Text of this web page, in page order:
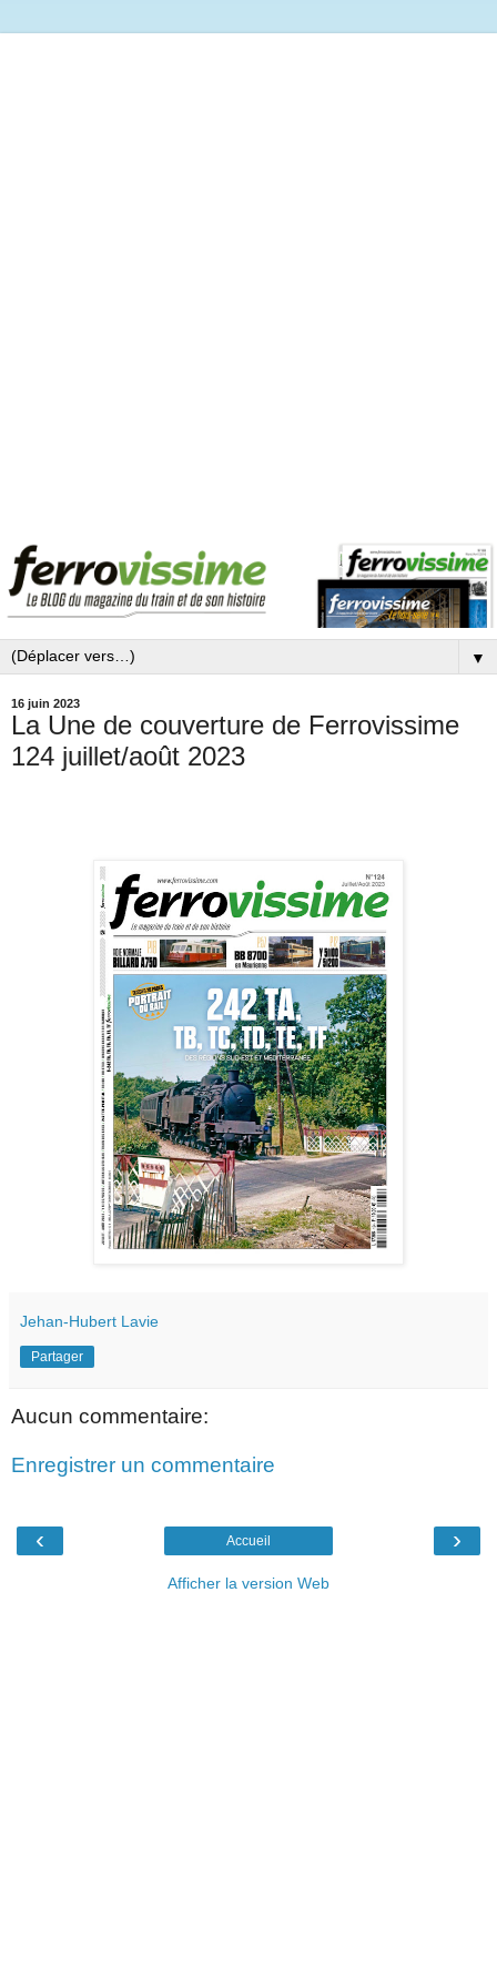
▼
16 juin 2023
La Une de couverture de Ferrovissime
124 juillet/août 2023
Jehan-Hubert Lavie
Partager
Aucun commentaire:
Enregistrer un commentaire
‹ ›
Accueil
Afficher la version Web